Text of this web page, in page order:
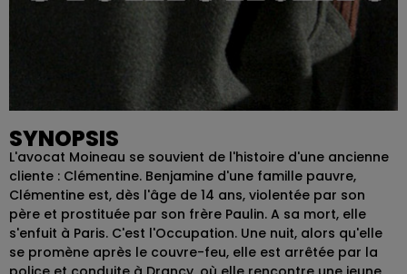
SYNOPSIS
L'avocat Moineau se souvient de l'histoire d'une ancienne
cliente : Clémentine. Benjamine d'une famille pauvre,
Clémentine est, dès l'âge de 14 ans, violentée par son
père et prostituée par son frère Paulin. A sa mort, elle
s'enfuit à Paris. C'est l'Occupation. Une nuit, alors qu'elle
se promène après le couvre-feu, elle est arrêtée par la